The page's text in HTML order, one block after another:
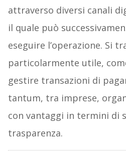
attraverso diversi canali
il quale può
eseguire l’operazione. Si
particolarmente utile,
gestire transazioni di
tantum, tra imprese,
con vantaggi in termini di
trasparenza.